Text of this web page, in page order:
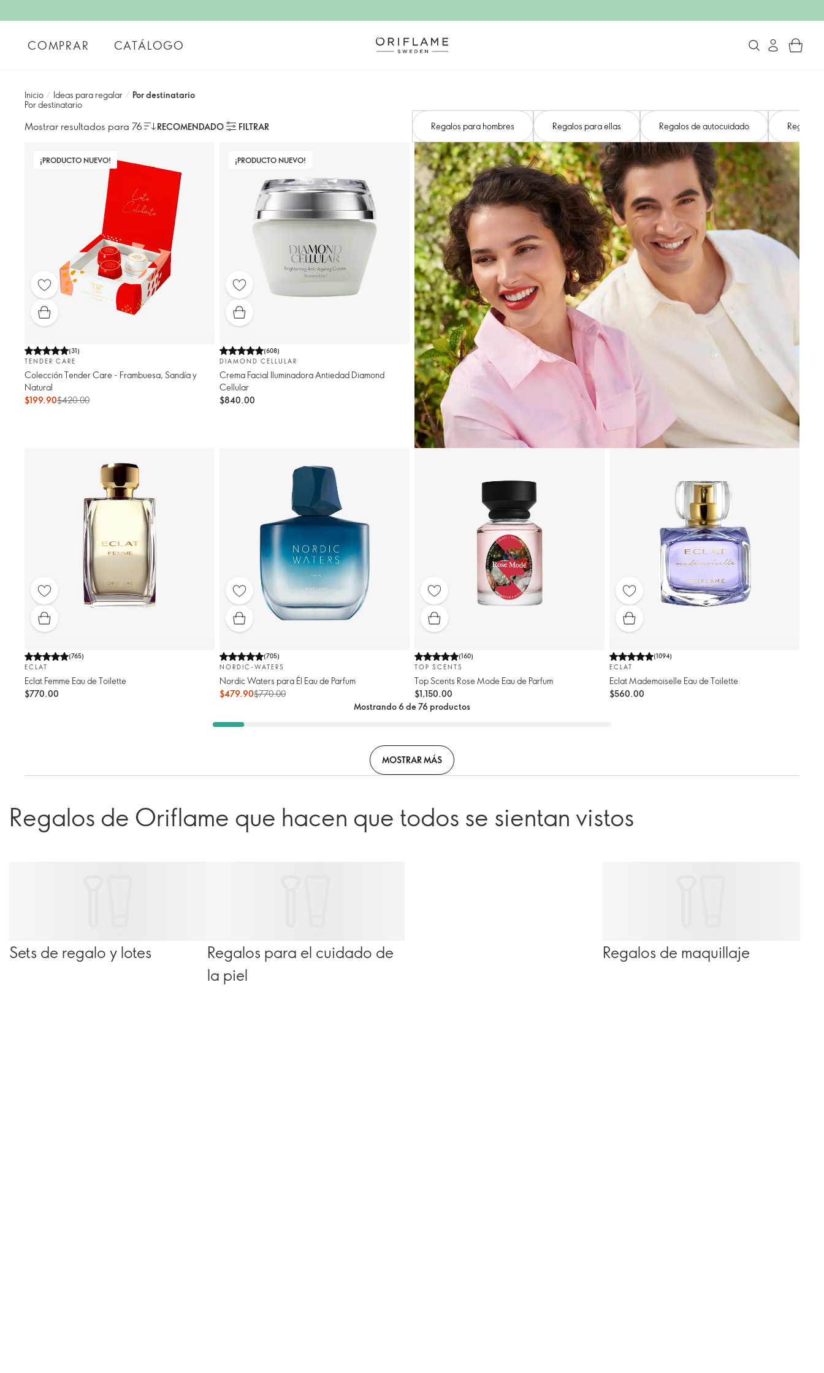
COMPRAR CATÁLOGO
Inicio / Ideas para regalar / Por destinatario
Por destinatario
Mostrar resultados para 76 RECOMENDADO FILTRAR Regalos para hombres Regalos para ellas Regalos de autocuidado Regalos
¡PRODUCTO NUEVO!
(31)
TENDER CARE
Colección Tender Care - Frambuesa, Sandía y
Natural
$199.90$420.00
¡PRODUCTO NUEVO!
(608)
DIAMOND CELLULAR
Crema Facial Iluminadora Antiedad Diamond
Cellular
$840.00
(765)
ECLAT
Eclat Femme Eau de Toilette
$770.00
(705)
NORDIC-WATERS
Nordic Waters para Él Eau de Parfum
$479.90$770.00
(160)
TOP SCENTS
Top Scents Rose Mode Eau de Parfum
$1,150.00
(1094)
ECLAT
Eclat Mademoiselle Eau de Toilette
$560.00
Mostrando 6 de 76 productos
MOSTRAR MÁS
Regalos de Oriflame que hacen que todos se sientan vistos
Sets de regalo y lotes
Regalos para el cuidado de
la piel
Regalos de maquillaje